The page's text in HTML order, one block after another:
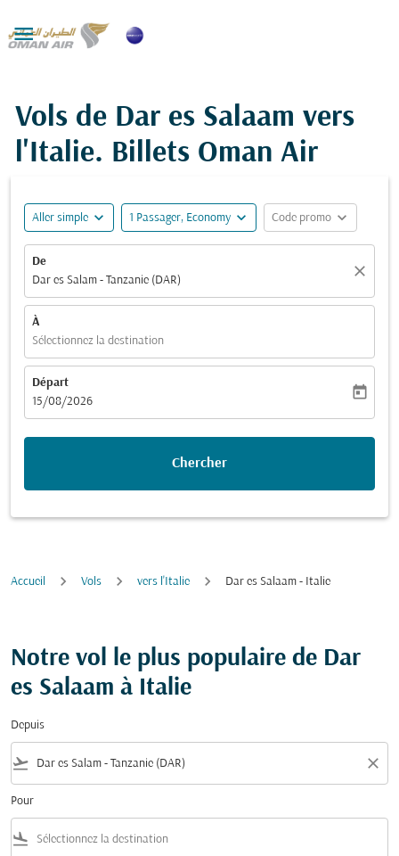

Vols de Dar es Salaam vers
l'Italie. Billets Oman Air
Aller simple expand_more 1 Passager, Economy expand_more Code promo expand_more
De
Dar es Salam - Tanzanie (DAR)
close
À
Sélectionnez la destination
Départ
fc-booking-departure-date-aria-label
15/08/2026
today
Chercher
Accueil Vols vers l'Italie Dar es Salaam - Italie
Notre vol le plus populaire de Dar
es Salaam à Italie
Depuis
flight_takeoff close
Pour
flight_land